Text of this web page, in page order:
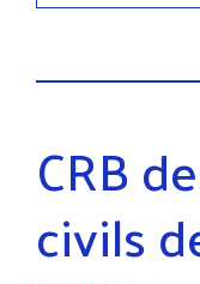
CRB
civils